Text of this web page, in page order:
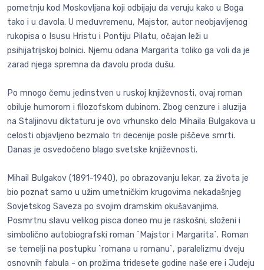
pometnju kod Moskovljana koji odbijaju da veruju kako u Boga
tako i u đavola. U međuvremenu, Majstor, autor neobjavljenog
rukopisa o Isusu Hristu i Pontiju Pilatu, očajan leži u
psihijatrijskoj bolnici. Njemu odana Margarita toliko ga voli da je
zarad njega spremna da đavolu proda dušu.
Po mnogo čemu jedinstven u ruskoj književnosti, ovaj roman
obiluje humorom i filozofskom dubinom. Zbog cenzure i aluzija
na Staljinovu diktaturu je ovo vrhunsko delo Mihaila Bulgakova u
celosti objavljeno bezmalo tri decenije posle piščeve smrti.
Danas je osvedočeno blago svetske književnosti.
Mihail Bulgakov (1891-1940), po obrazovanju lekar, za života je
bio poznat samo u užim umetničkim krugovima nekadašnjeg
Sovjetskog Saveza po svojim dramskim okušavanjima.
Posmrtnu slavu velikog pisca doneo mu je raskošni, složeni i
simbolično autobiografski roman `Majstor i Margarita`. Roman
se temelji na postupku `romana u romanu`, paralelizmu dveju
osnovnih fabula - on prožima tridesete godine naše ere i Judeju